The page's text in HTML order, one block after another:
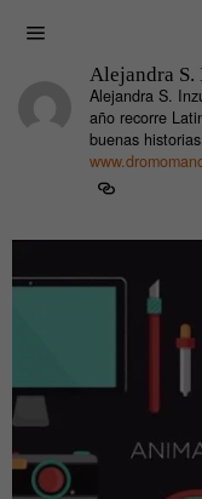
Alejandra S.
Alejandra S.
año recorre
buenas